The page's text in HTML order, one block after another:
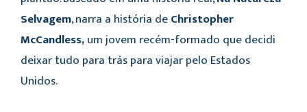
Selvagem, narra a história deChristopher
McCandless,um jovem recém-formado que decidi
deixar tudo para trás para viajar pelo Estados
Unidos.